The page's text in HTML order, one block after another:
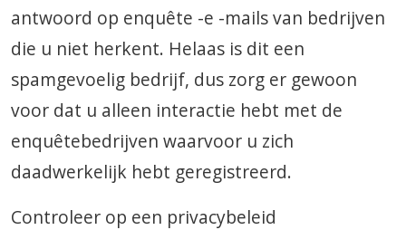
antwoord op enquête -e -mails van bedrijven
die u niet herkent. Helaas is dit een
spamgevoelig bedrijf, dus zorg er gewoon
voor dat u alleen interactie hebt met de
enquêtebedrijven waarvoor u zich
daadwerkelijk hebt geregistreerd.
Controleer op een privacybeleid